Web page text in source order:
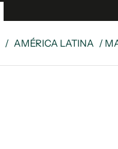
/ AMÉRICA LATINA /